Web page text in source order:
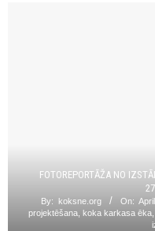
FOTOREPORTĀŽA NO
By: koksne.org On:
projektēšana, koka karkasa ēka,